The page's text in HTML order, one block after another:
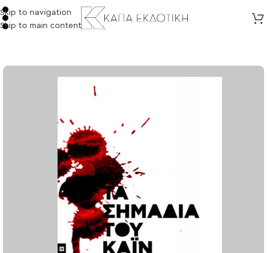
Skip to navigation
Skip to main content